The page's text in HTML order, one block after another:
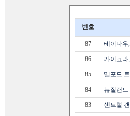
번호
87 테이나우
86 카이코
85 밀포드
84 뉴질랜
83 센트럴